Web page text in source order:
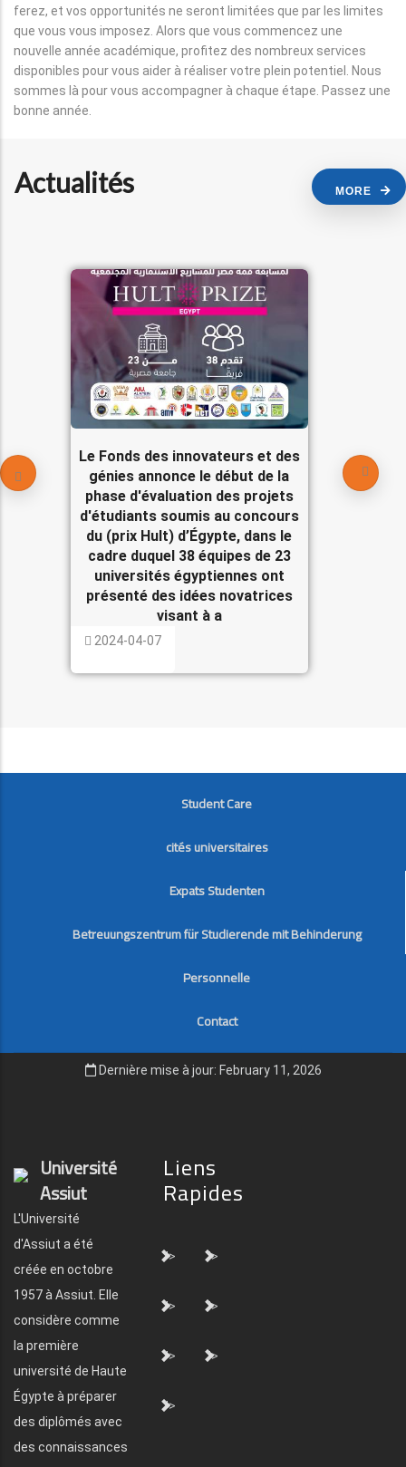
ferez, et vos opportunités ne seront limitées que par les limites
que vous vous imposez. Alors que vous commencez une
nouvelle année académique, profitez des nombreux services
disponibles pour vous aider à réaliser votre plein potentiel. Nous
sommes là pour vous accompagner à chaque étape. Passez une
bonne année.
Actualités MORE
Le Fonds des innovateurs et des
génies annonce le début de la
phase d'évaluation des projets
d'étudiants soumis au concours
du (prix Hult) d’Égypte, dans le
cadre duquel 38 équipes de 23
universités égyptiennes ont
présenté des idées novatrices
visant à a
2024-04-07
FOOTER
Student Care
cités universitaires
Expats Studenten
Betreuungszentrum für Studierende mit Behinderung
Personnelle
Contact
Dernière mise à jour: February 11, 2026
Université
Assiut
L'Université
d'Assiut a été
créée en octobre
1957 à Assiut. Elle
considère comme
la première
université de Haute
Égypte à préparer
des diplômés avec
des connaissances
Liens
Rapides
"> ">
"> ">
"> ">
">